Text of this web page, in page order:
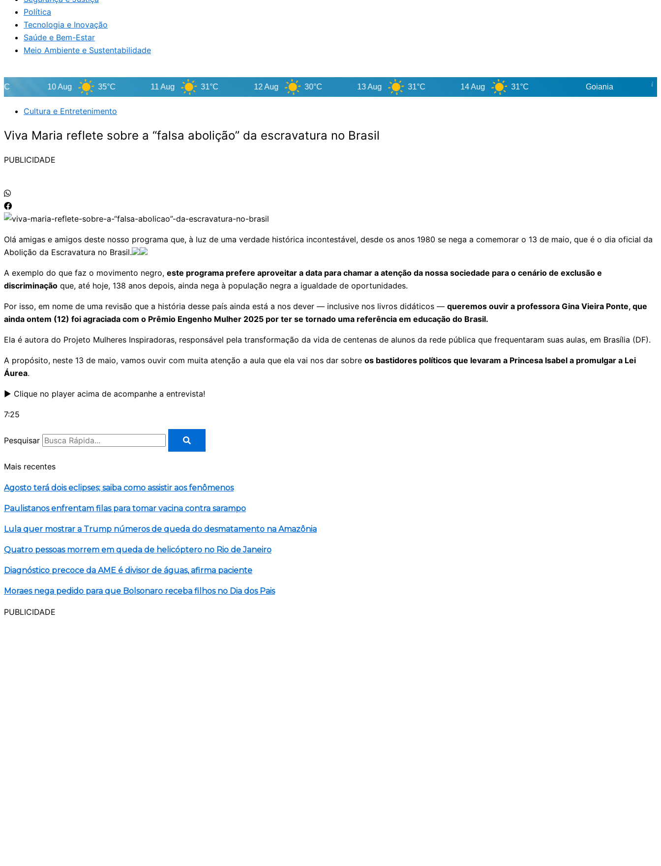
Política
Tecnologia e Inovação
Saúde e Bem-Estar
Meio Ambiente e Sustentabilidade
35°C 31°C 30°C 31°C 31°C Goiania 8
Cultura e Entretenimento
Viva Maria reflete sobre a “falsa abolição” da escravatura no Brasil
PUBLICIDADE
Olá amigas e amigos deste nosso programa que, à luz de uma verdade histórica incontestável, desde os anos 1980 se nega a comemorar o 13 de maio, que é o dia oficial da
Abolição da Escravatura no Brasil.
A exemplo do que faz o movimento negro, este programa prefere aproveitar a data para chamar a atenção da nossa sociedade para o cenário de exclusão e
discriminação que, até hoje, 138 anos depois, ainda nega à população negra a igualdade de oportunidades.
Por isso, em nome de uma revisão que a história desse país ainda está a nos dever — inclusive nos livros didáticos — queremos ouvir a professora Gina Vieira Ponte, que
ainda ontem (12) foi agraciada com o Prêmio Engenho Mulher 2025 por ter se tornado uma referência em educação do Brasil.
Ela é autora do Projeto Mulheres Inspiradoras, responsável pela transformação da vida de centenas de alunos da rede pública que frequentaram suas aulas, em Brasília (DF).
A propósito, neste 13 de maio, vamos ouvir com muita atenção a aula que ela vai nos dar sobre os bastidores políticos que levaram a Princesa Isabel a promulgar a Lei
Áurea.
▶️ Clique no player acima de acompanhe a entrevista!
7:25
Pesquisar
Mais recentes
Agosto terá dois eclipses; saiba como assistir aos fenômenos
Paulistanos enfrentam filas para tomar vacina contra sarampo
Lula quer mostrar a Trump números de queda do desmatamento na Amazônia
Quatro pessoas morrem em queda de helicóptero no Rio de Janeiro
Diagnóstico precoce da AME é divisor de águas, afirma paciente
Moraes nega pedido para que Bolsonaro receba filhos no Dia dos Pais
PUBLICIDADE